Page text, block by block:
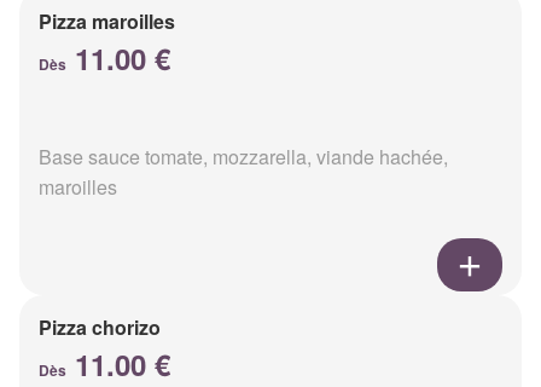
Pizza maroilles
Dès 11.00 €
Base sauce tomate, mozzarella, viande hachée,
maroilles
Pizza chorizo
Dès 11.00 €